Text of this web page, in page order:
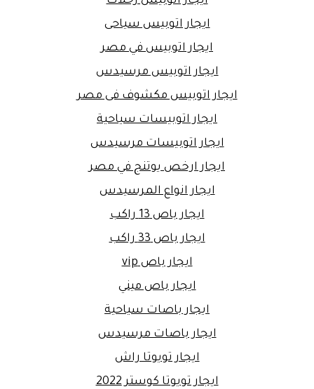
ايجار اتوبيس سياحى
ايجار اتوبيس في مصر
ايجار اتوبيس مرسيدس
ايجار اتوبيس مكشوف فى مصر
ايجار اتوبيسات سياحية
ايجار اتوبيسات مرسيدس
ايجار ارخص يوتنج في مصر
ايجار انواع المرسيدس
ايجار باص 13 راكب
ايجار باص 33 راكب
ايجار باص vip
ايجار باص ميني
ايجار باصات سياحية
ايجار باصات مرسيدس
ايجار تويوتا راش
ايجار تويوتا كوستر 2022